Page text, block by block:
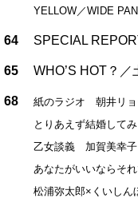
YELLOW／WIDE
64 SPECIAL
65 WHO’S HOT？／
68
紙のラジオ 朝井リョ
とりあえず結婚して
乙女談義 加賀美幸子
あなたがいいならそ
松浦弥太郎×くいしん